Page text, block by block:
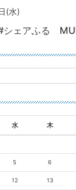
(水)
シェアふる
水 木
5 6
12 13